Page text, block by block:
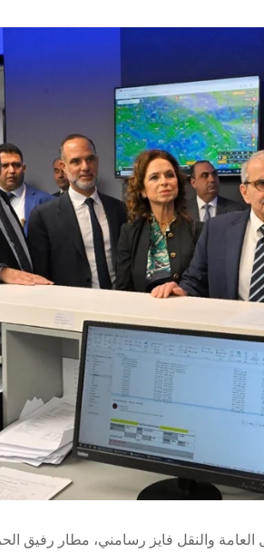
والنقل فايز رسامني، مطار رفيق